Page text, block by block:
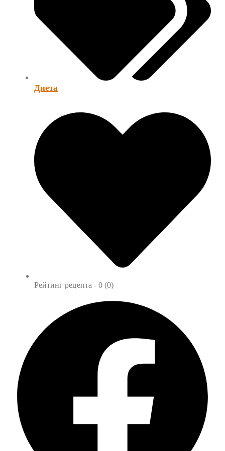
Диета
Рейтинг рецепта - 0 (0)